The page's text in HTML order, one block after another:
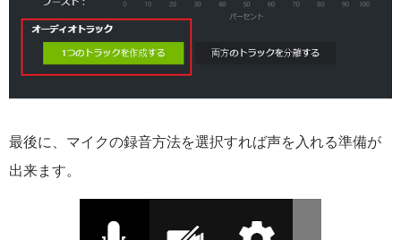
最後に、マイクの録音方法を選択すれば声を入れる準備が
出来ます。